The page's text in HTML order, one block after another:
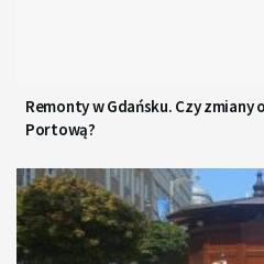
Remonty w Gdańsku. Czy zmiany
Portową?